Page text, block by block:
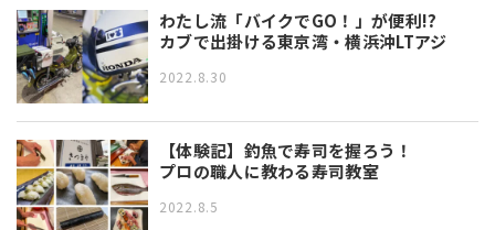
わたし流「バイクでGO！」が便利!?
カブで出掛ける東京湾・横浜沖LTアジ
2022.8.30
【体験記】釣魚で寿司を握ろう！
プロの職人に教わる寿司教室
2022.8.5